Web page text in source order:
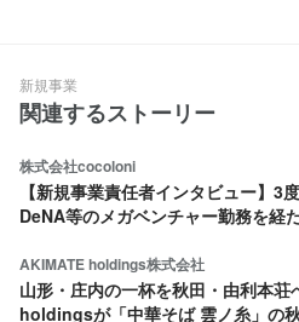
新規事業
関連するストーリー
株式会社cocoloni
【新規事業責任者インタビュー】3度
DeNA等のメガベンチャー勤務を経
ち上げる理由。
AKIMATE holdings株式会社
山形・庄内の一杯を秋田・由利本荘
holdingsが「中華そば 雲ノ糸」の